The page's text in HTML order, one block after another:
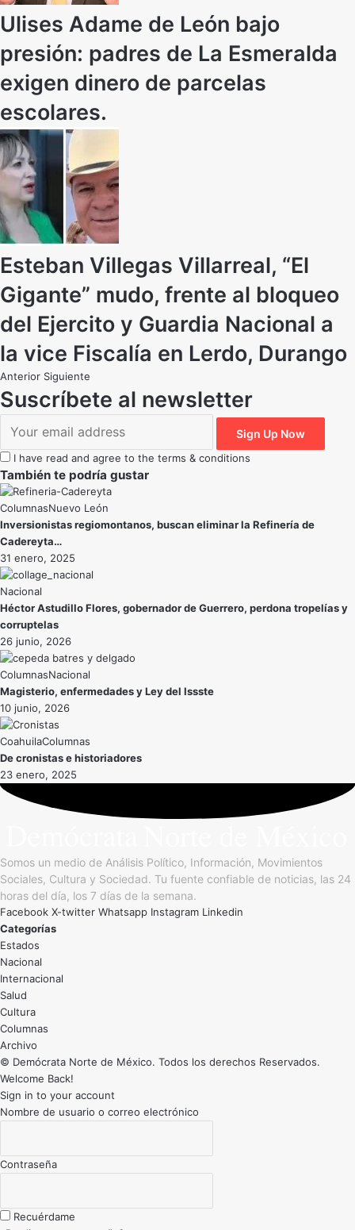
Ulises Adame de León bajo
presión: padres de La Esmeralda
exigen dinero de parcelas
escolares.
Esteban Villegas Villarreal, “El
Gigante” mudo, frente al bloqueo
del Ejercito y Guardia Nacional a
la vice Fiscalía en Lerdo, Durango
Anterior Siguiente
Suscríbete al newsletter
I have read and agree to the terms & conditions
También te podría gustar
Nuevo León
Inversionistas regiomontanos, buscan eliminar la Refinería de
Cadereyta…
31 enero, 2025
Nacional
Héctor Astudillo Flores, gobernador de Guerrero, perdona tropelías y
corruptelas
26 junio, 2026
Nacional
Magisterio, enfermedades y Ley del Issste
10 junio, 2026
Coahuila
De cronistas e historiadores
23 enero, 2025
Somos un medio de Análisis Político, Información, Movimientos
Sociales, Cultura y Sociedad. Tu fuente confiable de noticias, las 24
horas del día, los 7 días de la semana.
Facebook X-twitter Whatsapp Instagram Linkedin
Categorías
Estados
Nacional
Internacional
Salud
Cultura
Archivo
© Demócrata Norte de México. Todos los derechos Reservados.
Welcome Back!
Sign in to your account
Nombre de usuario o correo electrónico
Contraseña
Recuérdame